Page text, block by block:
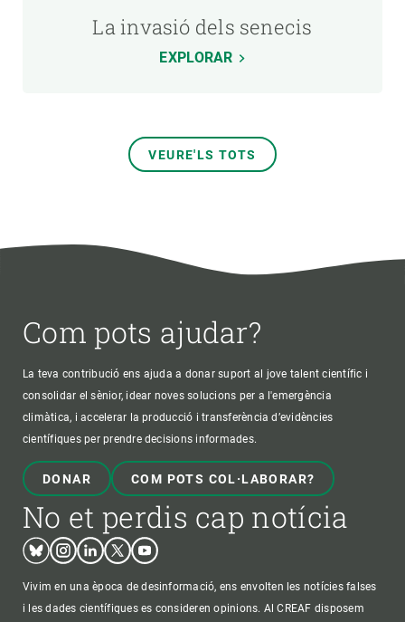
La invasió dels senecis
EXPLORAR
VEURE'LS TOTS
Com pots ajudar?
La teva contribució ens ajuda a donar suport al jove talent científic i
consolidar el sènior, idear noves solucions per a l'emergència
climàtica, i accelerar la producció i transferència d’evidències
científiques per prendre decisions informades.
DONAR COM POTS COL·LABORAR?
No et perdis cap notícia
BlueskyInstagram
LinkedinTwitterYoutube
Vivim en una època de desinformació, ens envolten les notícies falses
i les dades científiques es consideren opinions. Al CREAF disposem